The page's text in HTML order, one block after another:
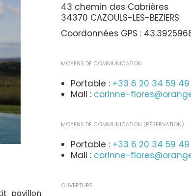
pavillon
43 chemin des Cabrières
34370 CAZOULS-LES-BEZIERS
Coordonnées GPS :
MOYENS DE COMMUNICATION
Portable : +33 6 20 34 59 49
Mail : corinne-
MOYENS DE COMMUNICATION (RÉSERVATION)
Portable : +33 6 20 34 59 49
Mail : corinne-
OUVERTURE